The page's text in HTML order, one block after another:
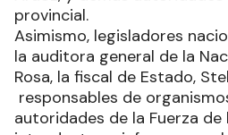
provincial.
Asimismo, legisladores
la auditora general de la
Rosa, la fiscal de Estado,
responsables de
autoridades de la Fuerza de